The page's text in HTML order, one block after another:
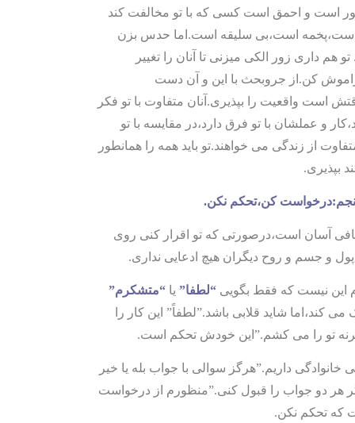
است و احمق است کسی که با تو مخالفت کند
است،بی سلیقه است.اما حدس بزن
هم داری زور الکی میزنی تا آنان را تغییر
کن.از جروبحث با این و آن دست
است واقعیت را بپذیری.آنان متفاوت با تو فکر
و عملشان با تو فرق دارد،در مقایسه با تو
از زندگی می خواهند.تو باید همه را همانطور
بپذیری.
کن،تحکم نکن.
آسان است،درصورتی که تو اقرار کنی روی
و جسم و روح دیگران هیچ ادعایی نداری.
این نیست که فقط بگویی “لطفا” یا “متشکرم”
می کند،اما شاید قلابی باشد.”لطفاً” این کار را
تو را می کشم.”این خودش تحکم است.
خانوادگی داریم.”هرگز سوالی با جواب بله یا خیر
هر دو جواب را قبول کنی.”منظورم از درخواست
که تحکم نکن.